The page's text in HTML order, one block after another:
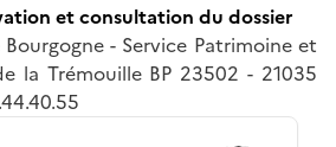
et consultation du dossier
- Service Patrimoine et
la Trémouille BP 23502 - 21035